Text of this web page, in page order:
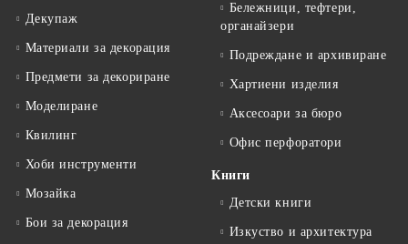
Декупаж
Материали за декорация
Предмети за декориране
Моделиране
Квилинг
Хоби инструменти
Мозайка
Бои за декорация
Бележници, тефтери,
органайзери
Подреждане и архивиране
Хартиени изделия
Аксесоари за бюро
Офис перфоратори
Книги
Детски книги
Изкуство и архитектура